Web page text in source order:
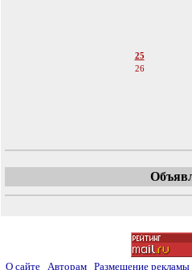
25
26
О сайте Авторам Размещение рекламы